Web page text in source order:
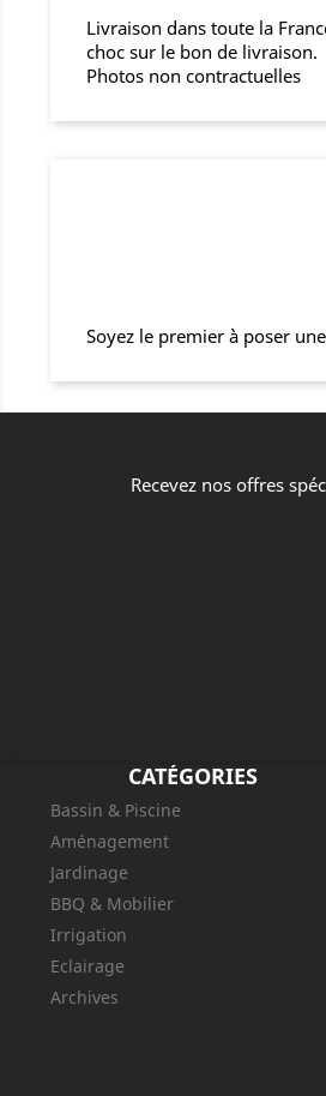
Livraison dans toute la
choc sur le bon de livraison.
Photos non contractuelles
Soyez le premier à poser
Recevez nos offres
CATÉGORIES
Bassin & Piscine
Aménagement
Jardinage
BBQ & Mobilier
Irrigation
Eclairage
Archives